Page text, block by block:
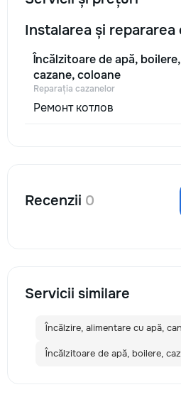
Instalarea și
Încălzitoare de apă, boilere,
cazane, coloane
Reparația cazanelor
Ремонт котлов
Recenzii 0
Servicii similare
Încălzire, alimentare cu apă,
Încălzitoare de apă, boilere,